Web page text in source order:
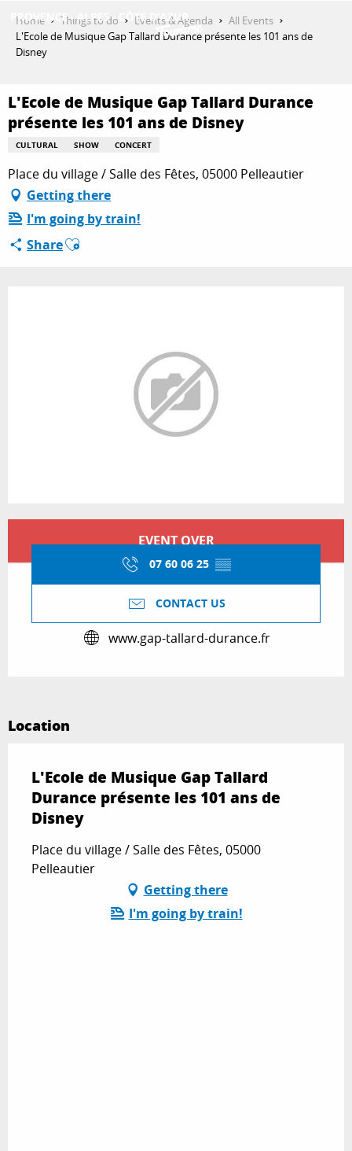
contenu
THINGS TO DO
PLAN YOUR STAY
ESPACE PRO
Home Things to do Events & Agenda
All Events
L'Ecole de Musique Gap Tallard Durance présente les 101 ans de
Disney
L'Ecole de Musique Gap Tallard Durance
présente les 101 ans de Disney
CULTURAL SHOW CONCERT
Place du village / Salle des Fêtes, 05000 Pelleautier
Getting there
I'm going by train!
ShareAjouter aux favoris
EVENT OVER
07 60 06 25 ▒▒
CONTACT US
www.gap-tallard-durance.fr
Location
L'Ecole de Musique Gap Tallard
Durance présente les 101 ans de
Disney
Place du village / Salle des Fêtes, 05000
Pelleautier
Getting there
I'm going by train!